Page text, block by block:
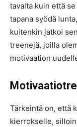
tavalta kuin että
tapana syödä
kuitenkin jatkoi
treenejä, joilla
motivaation
Tärkeintä on, että
kierrokselle,